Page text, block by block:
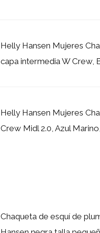
Helly Hansen Mujeres
capa intermedia W Crew,
Helly Hansen Mujeres
Crew Midl 2.0, Azul
Chaqueta de esquí de